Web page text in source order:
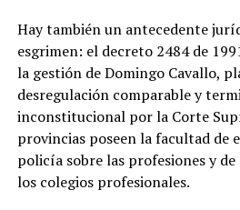
Hay también un antecedente
esgrimen: el decreto 2484 de
la gestión de Domingo Cavallo,
desregulación comparable y
inconstitucional por la Corte
provincias poseen la facultad de
policía sobre las profesiones y
los colegios profesionales.